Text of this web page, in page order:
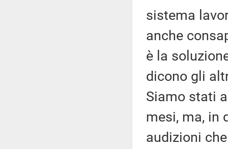
sistema
anche
è la
dicono gli
Siamo stati
mesi, ma, in
audizioni